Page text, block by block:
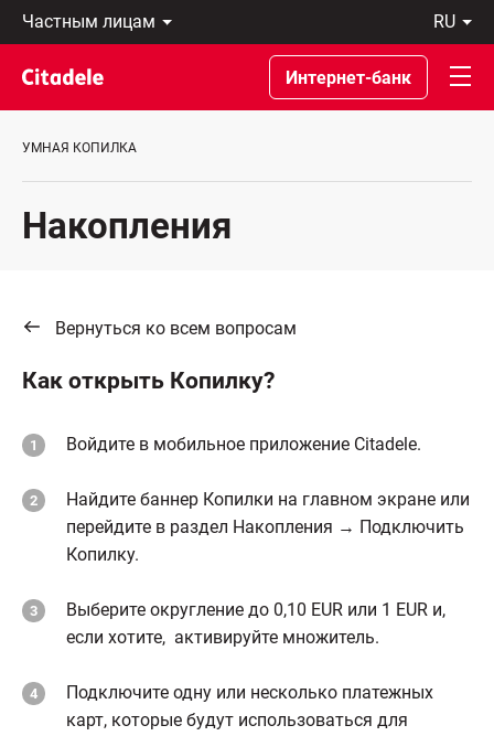
Частным
лицам
Предприятиям
Private
Banking
банке
ru
Latviski
По-
русски
In
Интернет-банк
УМНАЯ КОПИЛКА
Накопления
Вернуться ко всем вопросам
Как открыть Копилку?
Войдите в мобильное приложение Citadele.
Найдите баннер Копилки на главном экране или
перейдите в раздел Накопления → Подключить
Копилку.
Выберите округление до 0,10 EUR или 1 EUR и,
если хотите, активируйте множитель.
Подключите одну или несколько платежных
карт, которые будут использоваться для